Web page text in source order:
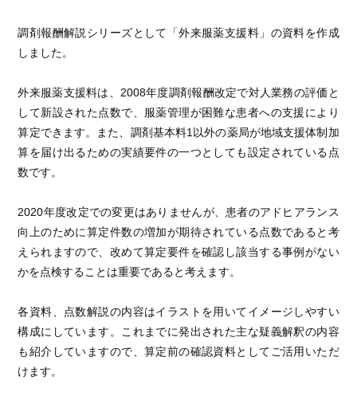
調剤報酬解説シリーズとして「外来服薬支援料」の資料を作成
しました。
外来服薬支援料は、2008年度調剤報酬改定で対人業務の評価と
して新設された点数で、服薬管理が困難な患者への支援により
算定できます。また、調剤基本料1以外の薬局が地域支援体制加
算を届け出るための実績要件の一つとしても設定されている点
数です。
2020年度改定での変更はありませんが、患者のアドヒアランス
向上のために算定件数の増加が期待されている点数であると考
えられますので、改めて算定要件を確認し該当する事例がない
かを点検することは重要であると考えます。
各資料、点数解説の内容はイラストを用いてイメージしやすい
構成にしています。これまでに発出された主な疑義解釈の内容
も紹介していますので、算定前の確認資料としてご活用いただ
けます。